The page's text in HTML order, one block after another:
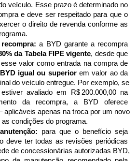
veículo. Esse prazo é determinado no
e deve ser respeitado para que o
o direito de revenda conforme as
a BYD garante a recompra
da Tabela FIPE vigente, desde que
igual ou superior em valor ao da
do veículo entregue. Por exemplo, se
avaliado em R$ 200.000,00 na
da recompra, a BYD oferece
aplicáveis apenas na troca por um novo
condições do programa.
para que o benefício seja
deve ter todas as revisões periódicas
de concessionárias autorizadas BYD,